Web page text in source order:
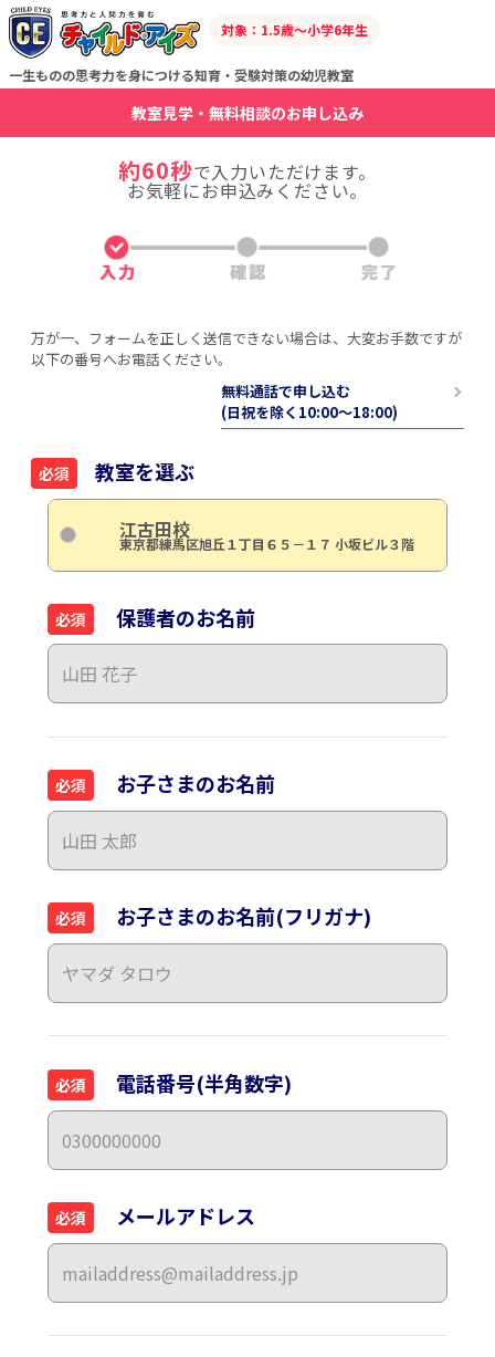
一生ものの思考力を身につける知育・受験対策の幼児教室
対象：1.5歳～小学6年生
教室見学・無料相談のお申し込み
約60秒で入力いただけます。
お気軽にお申込みください。
万が一、フォームを正しく送信できない場合は、大変お手数ですが
以下の番号へお電話ください。
無料通話で申し込む
(日祝を除く10:00〜18:00)
必須 教室を選ぶ
江古田校
東京都練馬区旭丘１丁目６５－１７ 小坂ビル３階
必須 保護者のお名前
必須 お子さまのお名前
必須 お子さまのお名前(フリガナ)
必須 電話番号(半角数字)
必須 メールアドレス